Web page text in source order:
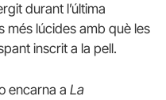
durant l’última
més lúcides amb què les
inscrit a la pell.
encarna a La